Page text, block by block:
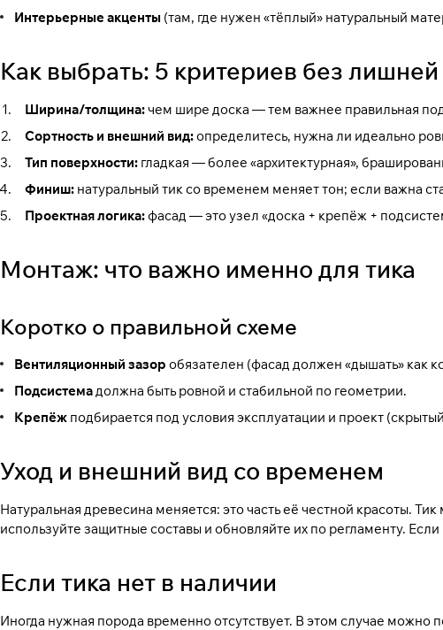
Интерьерные акценты (там, где нужен «тёплый» натуральный
Как выбрать: 5 критериев без
Ширина/толщина:чем шире доска — тем важнее правильная
Сортность и внешний вид:определитесь, нужна ли идеально
Тип поверхности: гладкая — более «архитектурная»,
Финиш: натуральный тик со временем меняет тон; если важна
Проектная логика:фасад — это узел «доска + крепёж +
Монтаж: что важно именно для тика
Коротко о правильной схеме
Вентиляционный зазор обязателен (фасад должен «дышать» как
Подсистемадолжна быть ровной и стабильной по геометрии.
Крепёж подбирается под условия эксплуатации и проект
Уход и внешний вид со временем
Натуральная древесина меняется: это часть её честной красоты.
используйте защитные составы и обновляйте их по регламенту.
Если тика нет в наличии
Иногда нужная порода временно отсутствует. В этом случае можно